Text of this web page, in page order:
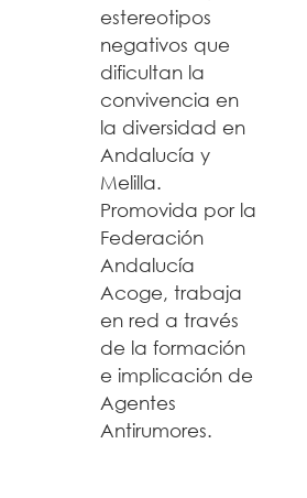
estereotipos
negativos que
dificultan la
convivencia en
la diversidad en
Andalucía y
Melilla.
Promovida por la
Federación
Andalucía
Acoge, trabaja
en red a través
de la formación
e implicación de
Agentes
Antirumores.